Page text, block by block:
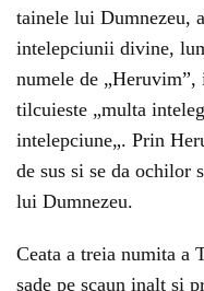
tainele lui Dumnezeu,
intelepciunii divine,
numele de „Heruvim”,
tilcuieste „multa
intelepciune„. Prin
de sus si se da ochilor
lui Dumnezeu.
Ceata a treia numita a
sade pe scaun inalt si